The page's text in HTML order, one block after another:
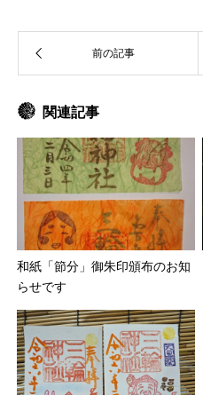
関連記事
和紙「節分」御朱印頒布のお知
らせです